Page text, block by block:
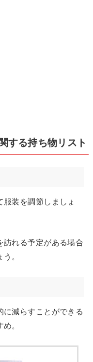
する持ち物リスト
装を調節しましょ
訪れる予定がある場合
。
に減らすことができる
。